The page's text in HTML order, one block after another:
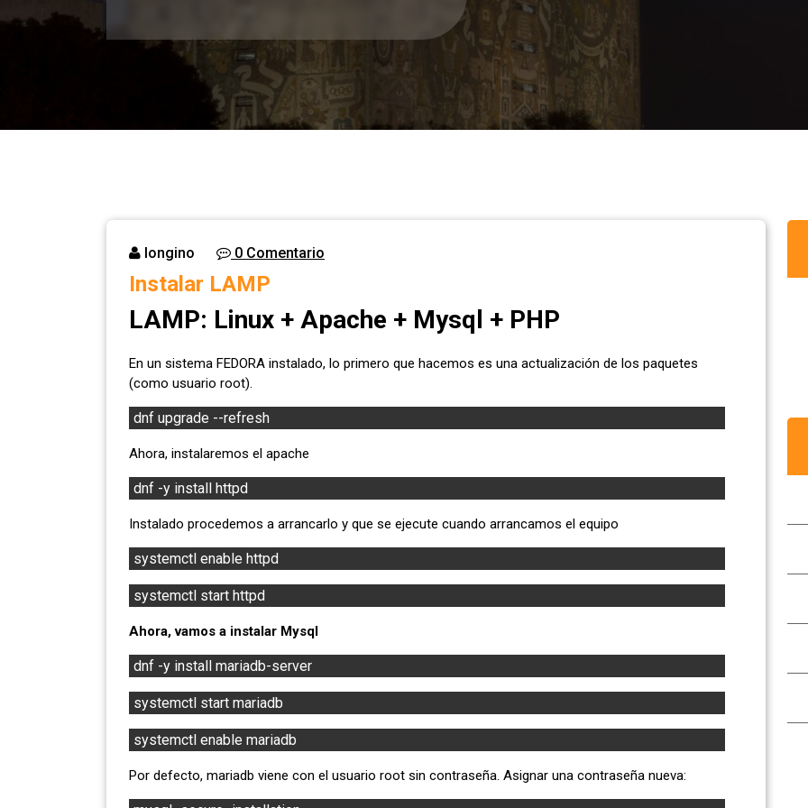
longino 0 Comentario
Instalar LAMP
LAMP: Linux + Apache + Mysql + PHP
En un sistema FEDORA instalado, lo primero que hacemos es una actualización de los paquetes
(como usuario root).
dnf upgrade --refresh
Ahora, instalaremos el apache
dnf -y install httpd
Instalado procedemos a arrancarlo y que se ejecute cuando arrancamos el equipo
systemctl enable httpd
systemctl start httpd
Ahora, vamos a instalar Mysql
dnf -y install mariadb-server
systemctl start mariadb
systemctl enable mariadb
Por defecto, mariadb viene con el usuario root sin contraseña. Asignar una contraseña nueva: